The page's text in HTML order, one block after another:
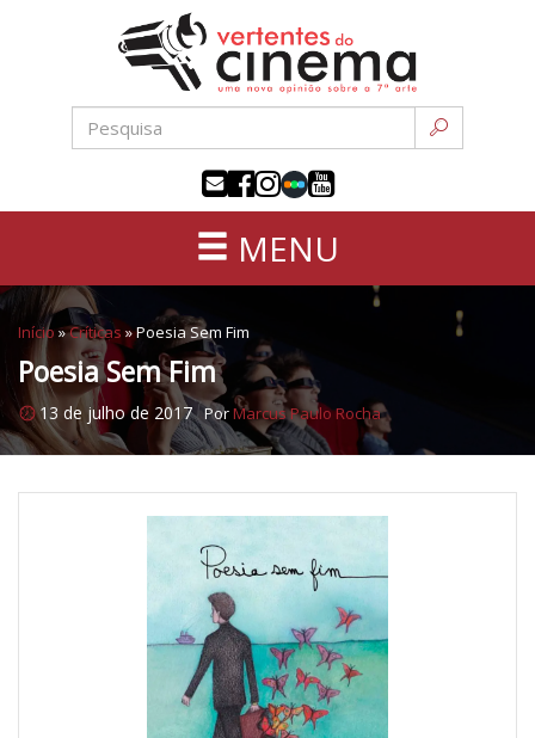
conteúdo
sétima
MENU
Início »Críticas »Poesia Sem Fim
Poesia Sem Fim
13 de julho de 2017 Por Marcus Paulo Rocha